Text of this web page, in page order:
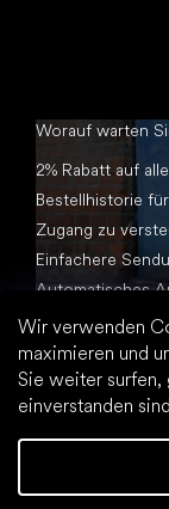
Wir verwenden
maximieren und
Sie weiter surfen,
einverstanden
Worauf warten
2% Rabatt auf
Bestellhistorie
Zugang zu
Einfachere
Automatisches
Alle Dokumente